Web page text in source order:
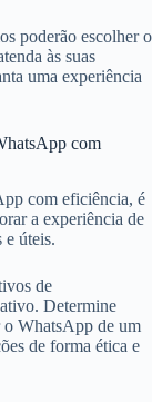
poderão escolher o
às suas
uma experiência
com
com eficiência, é
a experiência de
e úteis.
de
Determine
o WhatsApp de um
de forma ética e